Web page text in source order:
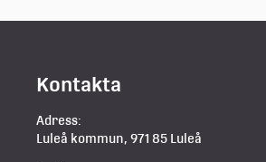
Kontakta
Adress:
Luleå kommun, 971 85 Luleå